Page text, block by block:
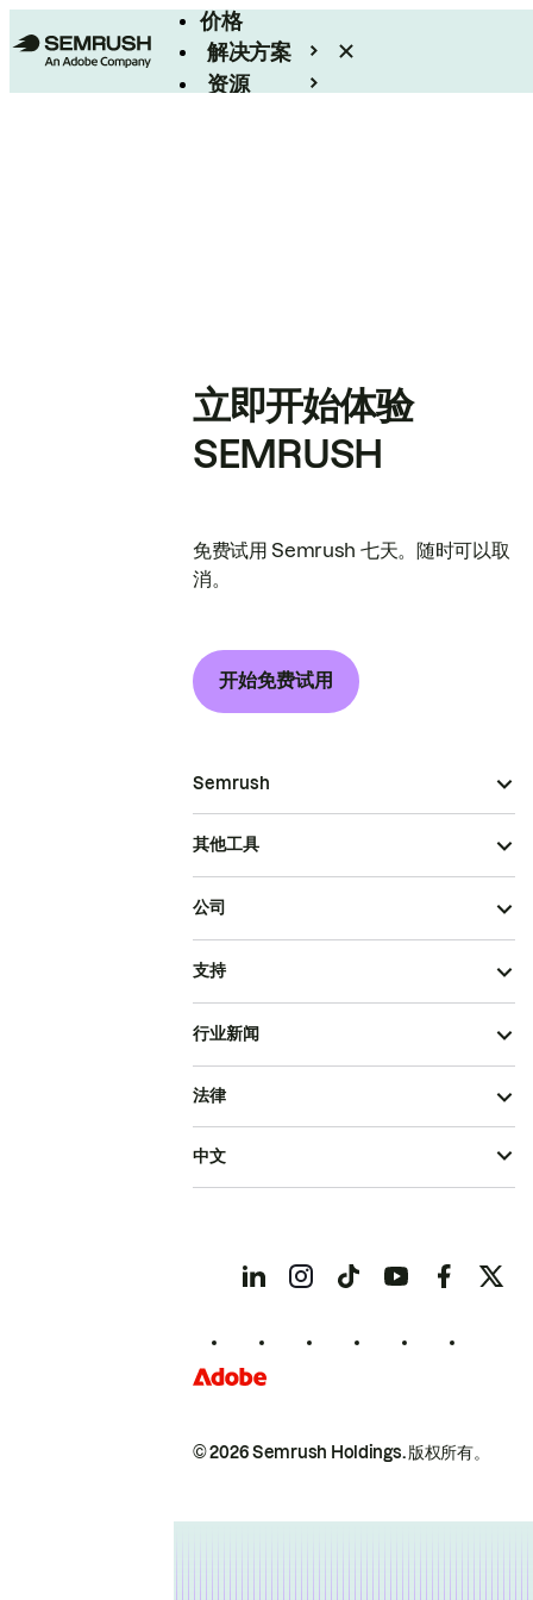
价格
解决方案
资源
立即开始体验
SEMRUSH
免费试用 Semrush 七天。随时可以取
消。
开始免费试用
Semrush
其他工具
公司
支持
行业新闻
© 2026 Semrush Holdings.版权所有。
法律
中文